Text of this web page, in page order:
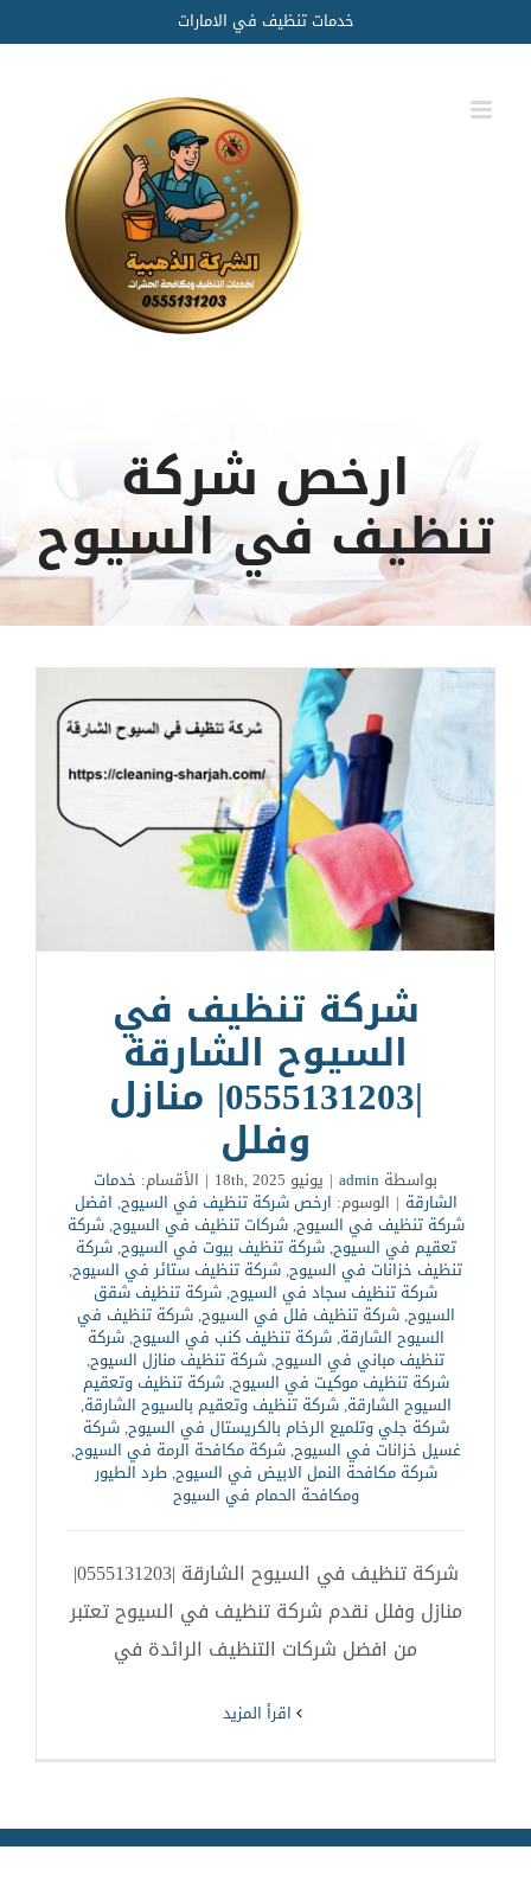
to
content
خدمات تنظيف في الامارات
ارخص شركة
تنظيف في السيوح
شركة تنظيف في
السيوح الشارقة
|0555131203| منازل
وفلل
بواسطة admin
| يونيو 18th, 2025 | الأقسام: خدمات
الشارقة | الوسوم: ارخص شركة تنظيف في السيوح, افضل
شركة تنظيف في السيوح,شركات تنظيف في السيوح,شركة
تعقيم في السيوح,شركة تنظيف بيوت في السيوح,شركة
تنظيف خزانات في السيوح,شركة تنظيف ستائر في السيوح,
شركة تنظيف سجاد في السيوح,شركة تنظيف شقق
السيوح,شركة تنظيف فلل في السيوح,شركة تنظيف في
السيوح الشارقة,شركة تنظيف كنب في السيوح,شركة
تنظيف مباني في السيوح,شركة تنظيف منازل السيوح,
شركة تنظيف موكيت في السيوح,شركة تنظيف وتعقيم
السيوح الشارقة,شركة تنظيف وتعقيم بالسيوح الشارقة,
شركة جلي وتلميع الرخام بالكريستال في السيوح,شركة
غسيل خزانات في السيوح,شركة مكافحة الرمة في السيوح,
شركة مكافحة النمل الابيض في السيوح,طرد الطيور
ومكافحة الحمام في السيوح
شركة تنظيف في السيوح الشارقة |0555131203|
منازل وفلل نقدم شركة تنظيف في السيوح تعتبر
من افضل شركات التنظيف الرائدة في